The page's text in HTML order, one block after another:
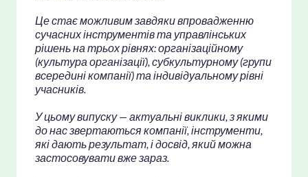
Це стає можливим завдяки впровадженню
сучасних інструментів та управлінських
рішень на трьох рівнях: організаційному
(культура організації), субкультурному (групи
всередині компанії) та індивідуальному рівні
учасників.
У цьому випуску — актуальні виклики, з якими
до нас звертаються компанії, інструменти,
які дають результат, і досвід, який можна
застосовувати вже зараз.